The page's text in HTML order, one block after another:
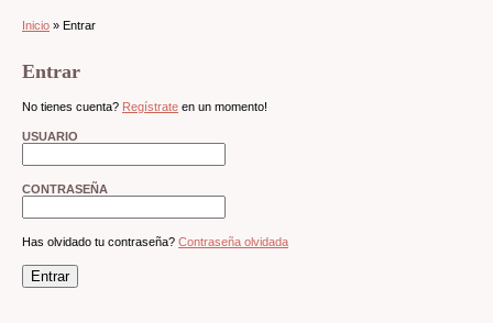
Inicio » Entrar
Entrar
No tienes cuenta? Regístrate en un momento!
USUARIO
CONTRASEÑA
Has olvidado tu contraseña? Contraseña olvidada